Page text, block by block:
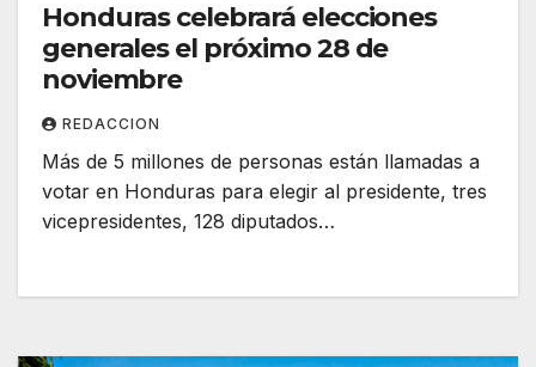
Honduras celebrará elecciones
generales el próximo 28 de
noviembre
REDACCION
Más de 5 millones de personas están llamadas a
votar en Honduras para elegir al presidente, tres
vicepresidentes, 128 diputados…